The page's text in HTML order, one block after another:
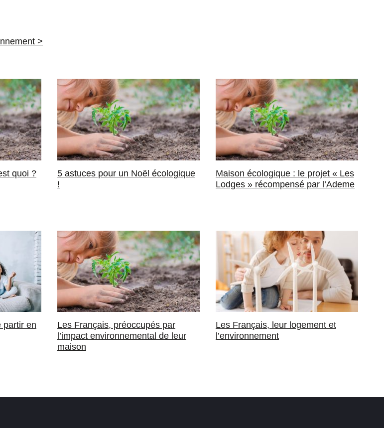
>
quoi ?
5 astuces pour un Noël écologique
!
Maison écologique : le projet « Les
Lodges » récompensé par l’Ademe
partir en
Les Français, préoccupés par
l’impact environnemental de leur
maison
Les Français, leur logement et
l’environnement